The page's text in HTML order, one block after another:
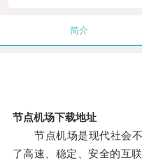
简介
节点机场下载地址
节点机场是现代社会不
了高速、稳定、安全的互联